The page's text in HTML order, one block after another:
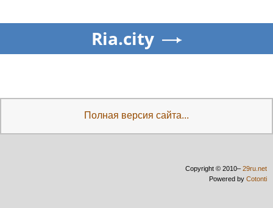
Ria.city
Полная версия сайта...
Copyright © 2010– 29ru.net
Powered by Cotonti